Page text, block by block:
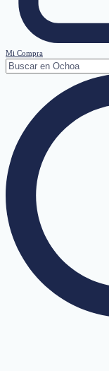
Mi Compra